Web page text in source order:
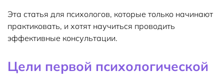
Эта статья для психологов, которые только начинают
практиковать, и хотят научиться проводить
эффективные консультации.
Цели первой психологической